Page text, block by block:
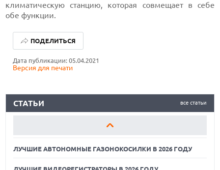
климатическую станцию, которая совмещает в себе
обе функции.
Дата публикации: 05.04.2021
Версия для печати
ПОДЕЛИТЬСЯ
все статьи
СТАТЬИ
ЛУЧШИЕ ВИДЕОРЕГИСТРАТОРЫ В 2026 ГОДУ
КАК БЕЗОПАСНО КУПИТЬ Б/У СМАРТФОН
КАК БЕЗОПАСНО КУПИТЬ Б/У СМАРТФОН
ЛУЧШИЕ АВТОНОМНЫЕ ГАЗОНОКОСИЛКИ В 2026 ГОДУ